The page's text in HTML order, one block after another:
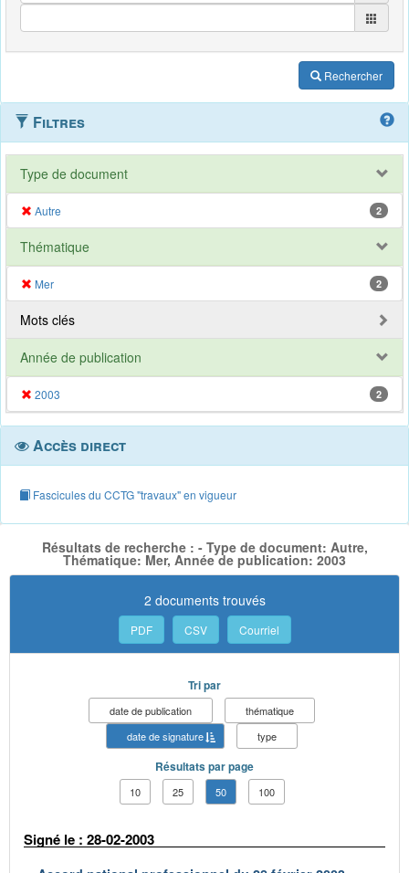
Rechercher
Filtres
Type de document
Autre 2
Thématique
Mer 2
Mots clés
Année de publication
2003 2
Accès direct
Fascicules du CCTG "travaux" en vigueur
Résultats de recherche : - Type de document: Autre,
Thématique: Mer, Année de publication: 2003
2 documents trouvés
PDF CSV Courriel
Tri par
date de publication
thématique
date de signature
type
Résultats par page
10 25 50 100
Signé le : 28-02-2003